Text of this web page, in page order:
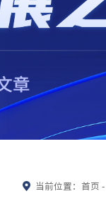
当前位置：首页 -